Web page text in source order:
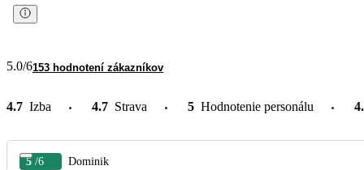
5.0/6153 hodnotení zákazníkov
4.7 Izba 4.7 Strava 5 Hodnotenie personálu
5 /6 Dominik